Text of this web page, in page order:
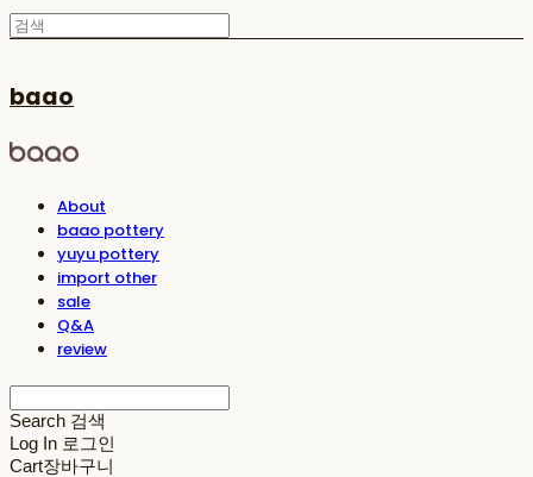
baao
About
baao pottery
yuyu pottery
import other
sale
Q&A
review
Search 검색
Log In 로그인
Cart장바구니